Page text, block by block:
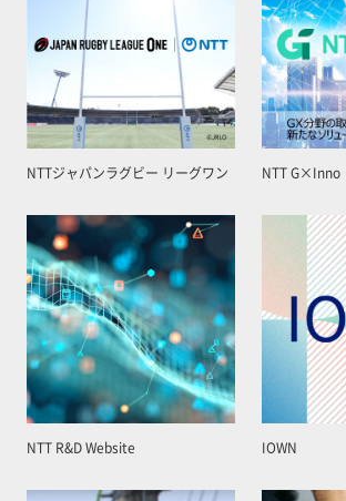
NTTジャパンラグビー リーグワン NTT G×Inno
NTT R&D Website IOWN